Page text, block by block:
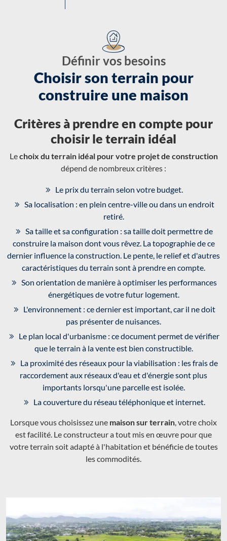
Définir vos besoins
Choisir son terrain pour
construire une maison
Critères à prendre en compte pour
choisir le terrain idéal
Lechoix du terrain idéal pour votre projet de construction
dépend de nombreux critères :
Le prix du terrain selon votre budget.
Sa localisation : en plein centre-ville ou dans un endroit
retiré.
Sa taille et sa configuration : sa taille doit permettre de
construire la maison dont vous rêvez. La topographie de ce
dernier influence la construction. Le pente, le relief et d'autres
caractéristiques du terrain sont à prendre en compte.
Son orientation de manière à optimiser les performances
énergétiques de votre futur logement.
L'environnement : ce dernier est important, car il ne doit
pas présenter de nuisances.
Le plan local d'urbanisme : ce document permet de vérifier
que le terrain à la vente est bien constructible.
La proximité des réseaux pour la viabilisation : les frais de
raccordement aux réseaux d'eau et d'énergie sont plus
importants lorsqu'une parcelle est isolée.
La couverture du réseau téléphonique et internet.
Lorsque vous choisissez une maison sur terrain , votre choix
est facilité. Le constructeur a tout mis en œuvre pour que
votre terrain soit adapté à l'habitation et bénéficie de toutes
les commodités.